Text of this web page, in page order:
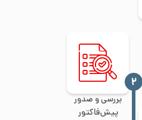
بررسی و صدور
پیش‌فاکتور
‍۲